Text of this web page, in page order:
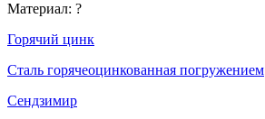
Материал: ?
Горячий цинк
Сталь горячеоцинкованная погружением
Сендзимир